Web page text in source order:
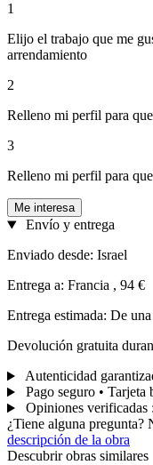
1
Elijo el trabajo que me
arrendamiento
2
Relleno mi perfil para
3
Relleno mi perfil para
Me interesa
Envío y entrega
Enviado desde: Israel
Entrega a: Francia , 94 €
Entrega estimada: De
Devolución gratuita
Autenticidad
Pago seguro •
Opiniones verificadas :
¿Tiene alguna pregunta?
descripción de la obra
Descubrir obras similares